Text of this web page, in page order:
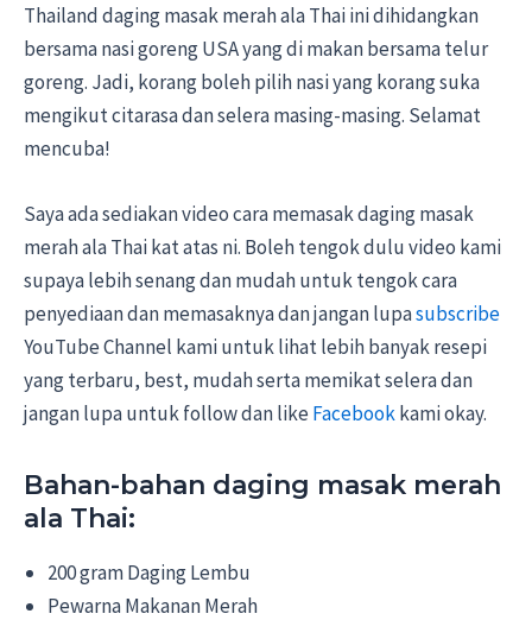
Thailand daging masak merah ala Thai ini dihidangkan
bersama nasi goreng USA yang di makan bersama telur
goreng. Jadi, korang boleh pilih nasi yang korang suka
mengikut citarasa dan selera masing-masing. Selamat
mencuba!
Saya ada sediakan video cara memasak daging masak
merah ala Thai kat atas ni. Boleh tengok dulu video kami
supaya lebih senang dan mudah untuk tengok cara
penyediaan dan memasaknya dan jangan lupasubscribe
YouTube Channel kami untuk lihat lebih banyak resepi
yang terbaru, best, mudah serta memikat selera dan
jangan lupa untuk follow dan likeFacebookkami okay.
Bahan-bahan daging masak merah
ala Thai:
200 gram Daging Lembu
Pewarna Makanan Merah